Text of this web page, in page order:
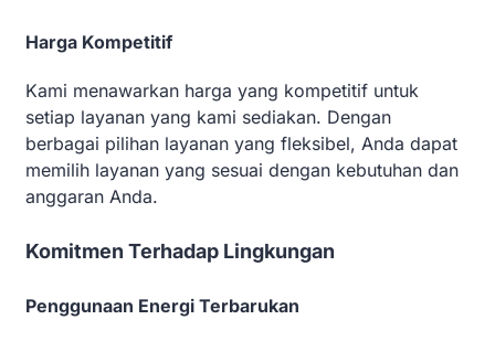
Harga Kompetitif
Kami menawarkan harga yang kompetitif untuk
setiap layanan yang kami sediakan. Dengan
berbagai pilihan layanan yang fleksibel, Anda dapat
memilih layanan yang sesuai dengan kebutuhan dan
anggaran Anda.
Komitmen Terhadap Lingkungan
Penggunaan Energi Terbarukan